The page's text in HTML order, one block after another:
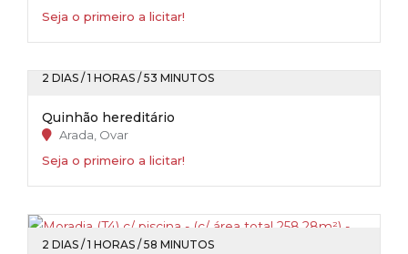
Seja o primeiro a licitar!
2 DIAS / 1 HORAS / 53 MINUTOS
Quinhão hereditário
Arada, Ovar
Seja o primeiro a licitar!
2 DIAS / 1 HORAS / 58 MINUTOS